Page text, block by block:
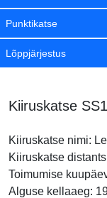
Punktikatse
Lõppjärjestus
Kiiruskatse
Kiiruskatse nimi:
Kiiruskatse
Toimumise
Alguse kellaaeg: